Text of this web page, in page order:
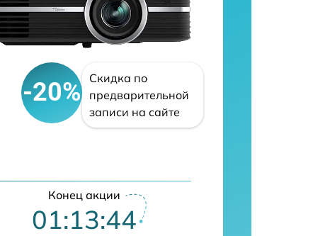
-20%
Скидка по
предварительной
записи на сайте
Конец акции
01:13:43